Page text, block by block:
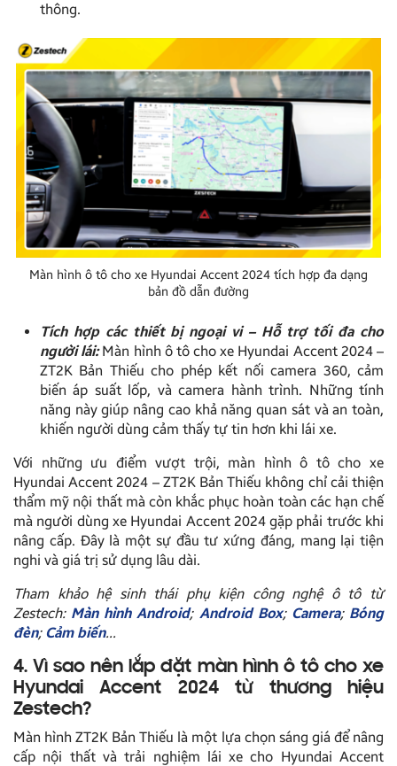
thông.
Màn hình ô tô cho xe Hyundai Accent 2024 tích hợp đa dạng
bản đồ dẫn đường
Tích hợp các thiết bị ngoại vi – Hỗ trợ tối đa cho
người lái: Màn hình ô tô cho xe Hyundai Accent 2024 –
ZT2K Bản Thiếu cho phép kết nối camera 360, cảm
biến áp suất lốp, và camera hành trình. Những tính
năng này giúp nâng cao khả năng quan sát và an toàn,
khiến người dùng cảm thấy tự tin hơn khi lái xe.
Với những ưu điểm vượt trội, màn hình ô tô cho xe
Hyundai Accent 2024 – ZT2K Bản Thiếu không chỉ cải thiện
thẩm mỹ nội thất mà còn khắc phục hoàn toàn các hạn chế
mà người dùng xe Hyundai Accent 2024 gặp phải trước khi
nâng cấp. Đây là một sự đầu tư xứng đáng, mang lại tiện
nghi và giá trị sử dụng lâu dài.
Tham khảo hệ sinh thái phụ kiện công nghệ ô tô từ
Zestech: Màn hình Android; Android Box; Camera; Bóng
đèn; Cảm biến…
4. Vì sao nên lắp đặt màn hình ô tô cho xe
Hyundai Accent 2024 từ thương hiệu
Zestech?
Màn hình ZT2K Bản Thiếu là một lựa chọn sáng giá để nâng
cấp nội thất và trải nghiệm lái xe cho Hyundai Accent